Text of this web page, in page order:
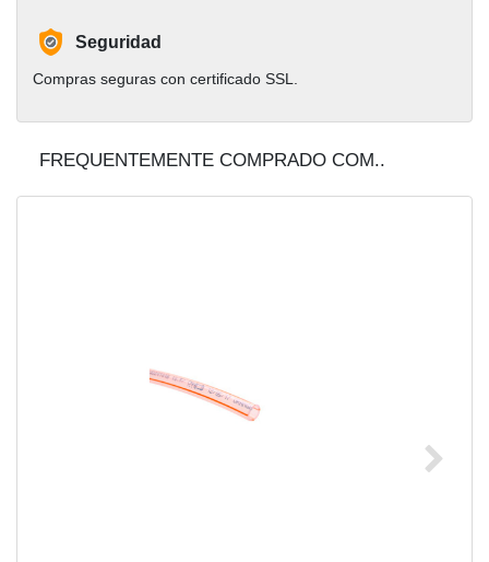
Seguridad
Compras seguras con certificado SSL.
FREQUENTEMENTE COMPRADO COM..